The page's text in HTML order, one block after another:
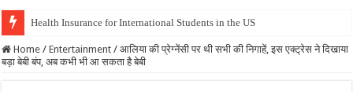
Health Insurance for International Students in the US
Home / Entertainment / आलिया की प्रेग्नेंसी पर थी सभी की निगाहें, इस एक्ट्रेस ने दिखाया
बड़ा बेबी बंप, अब कभी भी आ सकता है बेबी